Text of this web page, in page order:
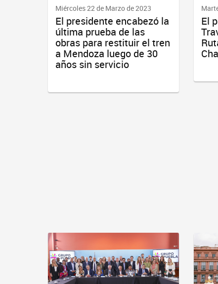
Miércoles 22 de Marzo de 2023
El presidente encabezó la
última prueba de las
obras para restituir el tren
a Mendoza luego de 30
años sin servicio
El